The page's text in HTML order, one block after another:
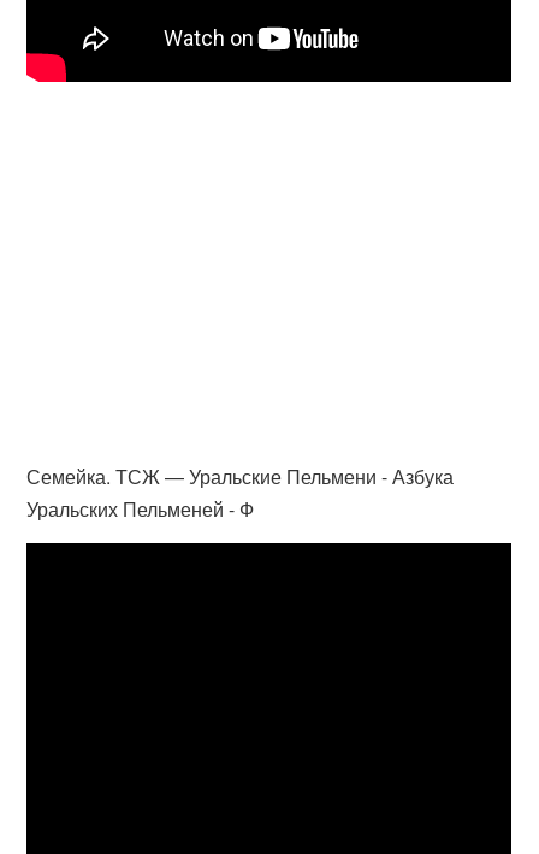
Семейка. ТСЖ — Уральские Пельмени - Азбука
Уральских Пельменей - Ф